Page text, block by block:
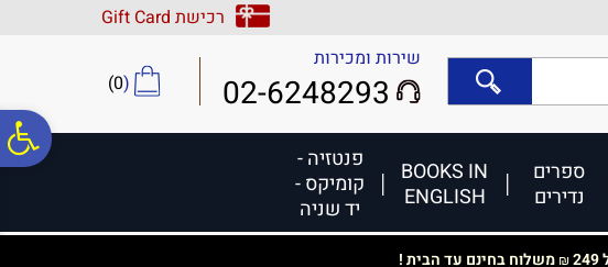
נגישות
אתר
המרכזי
רכישת Gift Card
שירות ומכירות
02-6248293
(
0
)
ספרים
נדירים
BOOKS IN
ENGLISH
פנטזיה -
קומיקס -
יד שניה
₪משלוח בחינם עד הבית !